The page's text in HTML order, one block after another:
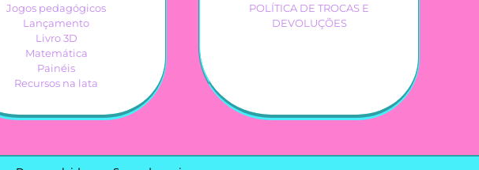
Jogos pedagógicos
Lançamento
Livro 3D
Matemática
Painéis
Recursos na lata
POLÍTICA DE TROCAS E
DEVOLUÇÕES